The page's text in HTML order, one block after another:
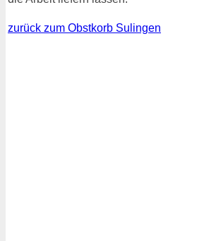
zurück zum Obstkorb Sulingen